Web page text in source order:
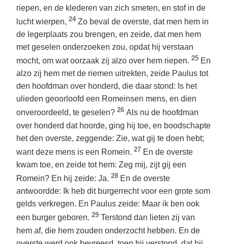
riepen, en de klederen van zich smeten, en stof in de
lucht wierpen, 24 Zo beval de overste, dat men hem in
de legerplaats zou brengen, en zeide, dat men hem
met geselen onderzoeken zou, opdat hij verstaan
mocht, om wat oorzaak zij alzo over hem riepen. 25 En
alzo zij hem met de riemen uitrekten, zeide Paulus tot
den hoofdman over honderd, die daar stond: Is het
ulieden geoorloofd een Romeinsen mens, en dien
onveroordeeld, te geselen? 26 Als nu de hoofdman
over honderd dat hoorde, ging hij toe, en boodschapte
het den overste, zeggende: Zie, wat gij te doen hebt;
want deze mens is een Romein. 27 En de overste
kwam toe, en zeide tot hem: Zeg mij, zijt gij een
Romein? En hij zeide: Ja. 28 En de overste
antwoordde: Ik heb dit burgerrecht voor een grote som
gelds verkregen. En Paulus zeide: Maar ik ben ook
een burger geboren. 29 Terstond dan lieten zij van
hem af, die hem zouden onderzocht hebben. En de